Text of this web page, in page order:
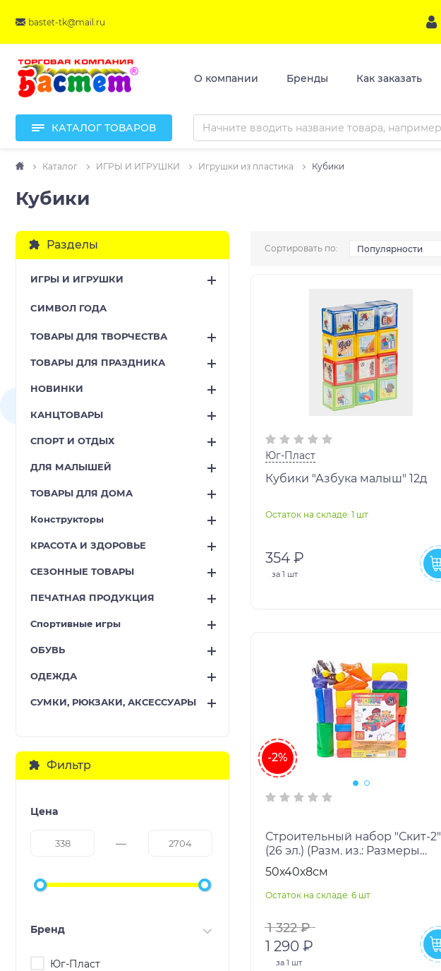
bastet-tk@mail.ru
О компании Бренды Как заказать
КАТАЛОГ ТОВАРОВ
Каталог ИГРЫ И ИГРУШКИ Игрушки из пластика Кубики
Кубики
Разделы
ИГРЫ И ИГРУШКИ
CИМВОЛ ГОДА
ТОВАРЫ ДЛЯ ТВОРЧЕСТВА
ТОВАРЫ ДЛЯ ПРАЗДНИКА
НОВИНКИ
КАНЦТОВАРЫ
СПОРТ И ОТДЫХ
ДЛЯ МАЛЫШЕЙ
ТОВАРЫ ДЛЯ ДОМА
Конструкторы
КРАСОТА И ЗДОРОВЬЕ
СЕЗОННЫЕ ТОВАРЫ
ПЕЧАТНАЯ ПРОДУКЦИЯ
Спортивные игры
ОБУВЬ
ОДЕЖДА
СУМКИ, РЮКЗАКИ, АКСЕССУАРЫ
Фильтр
Цена
Бренд
Юг-Пласт
Сортировать по: Популярности
Юг-Пласт
Кубики "Азбука малыш" 12д
Остаток на складе: 1 шт
354 ₽
за 1 шт
-2%
Строительный набор "Скит-2"
(26 эл.) (Разм. из.: Размеры
деталей 8 см, Цвет:
мультиколор)
50х40х8см
Остаток на складе: 6 шт
1 322 ₽
1 290 ₽
за 1 шт